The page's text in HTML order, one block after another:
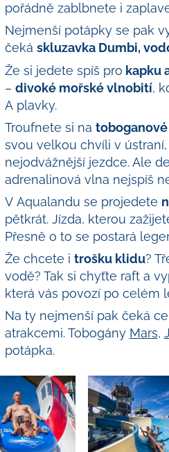
pořádně zablbnete i
Nejmenší potápky se pak
čeká skluzavka Dumbi,
Že si jedete spíš pro kapku
– divoké mořské vlnobití,
A plavky.
Troufnete si na
svou velkou chvíli v
nejodvážnější jezdce. Ale
adrenalinová vlna nejspíš
V Aqualandu se projedete
pětkrát. Jízda, kterou
Přesně o to se postará
Že chcete i trošku klidu?
vodě? Tak si chyťte raft a
která vás povozí po celém
Na ty nejmenší pak čeká
atrakcemi. Tobogány Mars,
potápka.